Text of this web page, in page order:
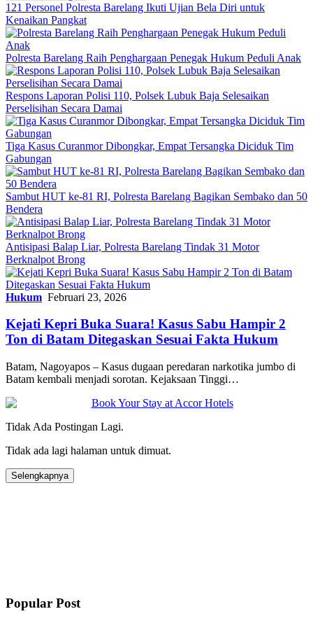
121 Personel Polresta Barelang Ikuti Ujian Bela Diri untuk
Kenaikan Pangkat
Polresta Barelang Raih Penghargaan Penegak Hukum Peduli Anak
Respons Laporan Polisi 110, Polsek Lubuk Baja Selesaikan
Perselisihan Secara Damai
Tiga Kasus Curanmor Dibongkar, Empat Tersangka Diciduk Tim
Gabungan
Sambut HUT ke-81 RI, Polresta Barelang Bagikan Sembako dan 50
Bendera
Antisipasi Balap Liar, Polresta Barelang Tindak 31 Motor
Berknalpot Brong
Hukum Februari 23, 2026
Kejati Kepri Buka Suara! Kasus Sabu Hampir 2
Ton di Batam Ditegaskan Sesuai Fakta Hukum
Batam, Nagoyapos – Kasus dugaan peredaran narkotika jumbo di
Batam kembali menjadi sorotan. Kejaksaan Tinggi…
Tidak Ada Postingan Lagi.
Tidak ada lagi halaman untuk dimuat.
Selengkapnya
Popular Post